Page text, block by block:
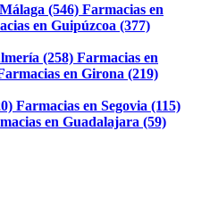
(546) Farmacias en
en Guipúzcoa (377)
(258) Farmacias en
en Girona (219)
Farmacias en Segovia (115)
en Guadalajara (59)